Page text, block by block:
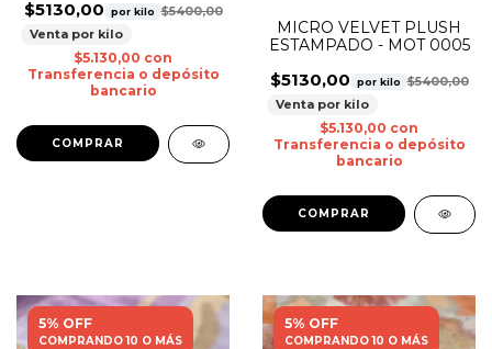
$5130,00 por kilo $5400,00
Venta por kilo
$5.130,00 con
Transferencia o depósito
bancario
MICRO VELVET PLUSH
ESTAMPADO - MOT 0005
$5130,00 por kilo $5400,00
Venta por kilo
$5.130,00 con
Transferencia o depósito
bancario
5% OFF
COMPRANDO 10 O MÁS
5% OFF
COMPRANDO 10 O MÁS